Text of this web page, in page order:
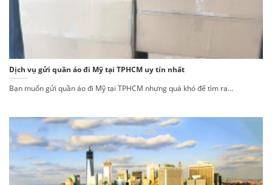
Dịch vụ gửi quần áo đi Mỹ tại TPHCM uy tín nhất
Bạn muốn gửi quần áo đi Mỹ tại TPHCM nhưng quá khó để tìm ra...